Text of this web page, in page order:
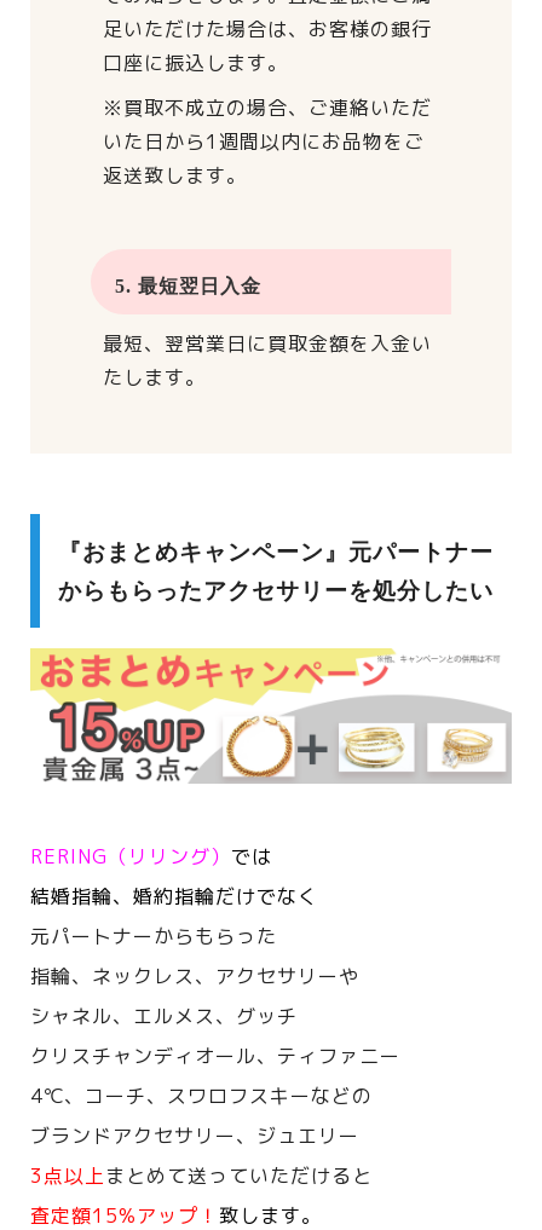
足いただけた場合は、 お客様の銀行
口座に振込します。
※買取不成立の場合、 ご連絡いただ
いた日から1週間以内にお品物をご
返送致します。
5. 最短翌日入金
最短、翌営業日に買取金額を入金い
たします。
『おまとめキャンペーン』元パートナー
からもらったアクセサリーを処分したい
RERING（リリング） では
結婚指輪、婚約指輪だけでなく
元パートナーからもらった
指輪、ネックレス、アクセサリーや
シャネル、エルメス、 グッチ
クリスチャンディオール、ティファニー
4℃、コーチ、スワロフスキーなどの
ブランドアクセサリー、ジュエリー
3点以上まとめて送っていただけると
査定額15%アップ！ 致します。